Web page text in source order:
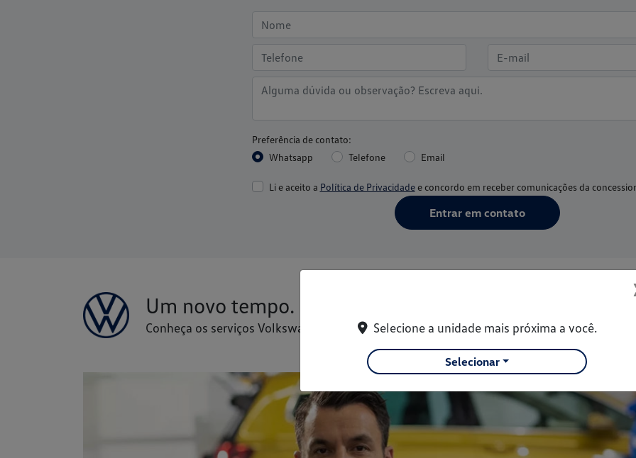
Preferência de contato:
Whatsapp
Telefone Email
Li e aceito a Política de Privacidadee concordo em receber comunicações da
Entrar em contato
Um novo tempo.
Conheça os serviços Volkswagen e se surpreenda.Selecione a unidade mais próxima a você.
Selecionar